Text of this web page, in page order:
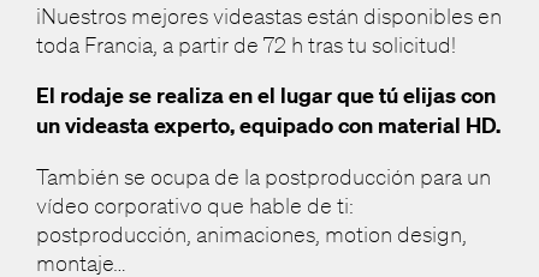
¡Nuestros mejores videastas están disponibles en
toda Francia, a partir de 72 h tras tu solicitud!
El rodaje se realiza en el lugar que tú elijas con
un videasta experto, equipado con material HD.
También se ocupa de la postproducción para un
vídeo corporativo que hable de ti:
postproducción, animaciones, motion design,
montaje…